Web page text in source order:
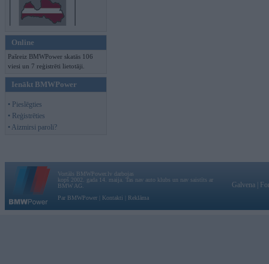
Online
Pašreiz BMWPower skatās 106
viesi un 7 reģistrēti lietotāji.
Ienākt BMWPower
• Pieslēgties
• Reģistrēties
• Aizmirsi paroli?
Vortāls BMWPower.lv darbojas
kopš 2002. gada 14. maija. Tas nav auto klubs un nav saistīts ar
BMW AG.
Par BMWPower
Kontakti Reklāma
Galvena